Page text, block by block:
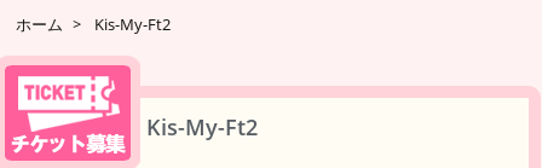
ホーム > Kis-My-Ft2
Kis-My-Ft2